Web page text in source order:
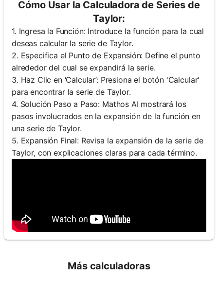
Cómo Usar la Calculadora de Series de
Taylor:
1. Ingresa la Función: Introduce la función para la cual
deseas calcular la serie de Taylor.
2. Especifica el Punto de Expansión: Define el punto
alrededor del cual se expandirá la serie.
3. Haz Clic en ‘Calcular’: Presiona el botón 'Calcular'
para encontrar la serie de Taylor.
4. Solución Paso a Paso: Mathos AI mostrará los
pasos involucrados en la expansión de la función en
una serie de Taylor.
5. Expansión Final: Revisa la expansión de la serie de
Taylor, con explicaciones claras para cada término.
Más calculadoras